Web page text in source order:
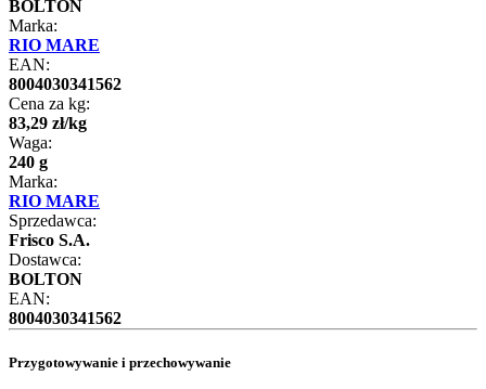
BOLTON
Marka:
RIO MARE
EAN:
8004030341562
Cena za kg:
83,29 zł/kg
Waga:
240 g
Marka:
RIO MARE
Sprzedawca:
Frisco S.A.
Dostawca:
BOLTON
EAN:
8004030341562
Przygotowywanie i przechowywanie